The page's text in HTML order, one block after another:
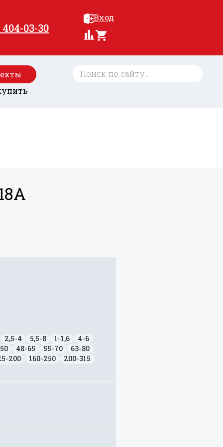
03-30
Вход
2,5-4 5,5-8 1-1,6
4-6
48-65 55-70
63-80
200 160-250
200-315